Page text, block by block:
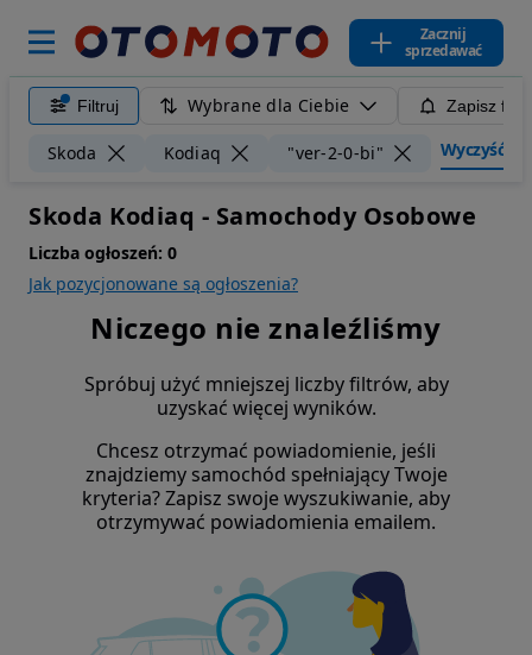
Zacznij
sprzedawać
Filtruj Wybrane dla Ciebie Zapisz
Skoda Kodiaq "ver-2-0-bi" Wyczyść
Skoda Kodiaq - Samochody Osobowe
Liczba ogłoszeń: 0
Jak pozycjonowane są ogłoszenia?
Niczego nie znaleźliśmy
Spróbuj użyć mniejszej liczby filtrów, aby
uzyskać więcej wyników.
Chcesz otrzymać powiadomienie, jeśli
znajdziemy samochód spełniający Twoje
kryteria? Zapisz swoje wyszukiwanie, aby
otrzymywać powiadomienia emailem.